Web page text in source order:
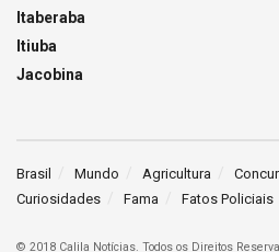
Itaberaba
Itiuba
Jacobina
Brasil Mundo Agricultura
Curiosidades
Fama Fatos Policiais
© 2018 Calila Notícias. Todos os Direitos